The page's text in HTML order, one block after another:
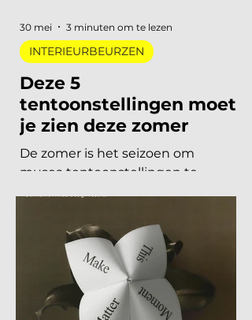
Deze 5
tentoonstellingen moet
je zien deze zomer
herontdekken. Niet als
verplichting, maar als keuze. Want
dit jaar is het aanbod ronduit sterk:
van een lang uitgesteld eerbetoon
aan een Nederlandse
INTERIEURBEURZEN
30 mei 3 minuten om te lezen